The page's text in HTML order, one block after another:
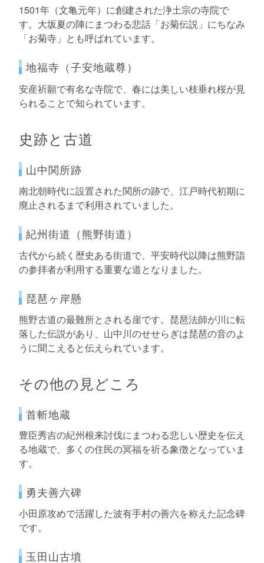
1501年（文亀元年）に創建された浄土宗の寺院で
す。大坂夏の陣にまつわる悲話「お菊伝説」にちなみ
「お菊寺」とも呼ばれています。
地福寺（子安地蔵尊）
安産祈願で有名な寺院で、春には美しい枝垂れ桜が見
られることで知られています。
史跡と古道
山中関所跡
南北朝時代に設置された関所の跡で、江戸時代初期に
廃止されるまで利用されていました。
紀州街道（熊野街道）
古代から続く歴史ある街道で、平安時代以降は熊野詣
の参拝者が利用する重要な道となりました。
琵琶ヶ岸懸
熊野古道の最難所とされる崖です。琵琶法師が川に転
落した伝説があり、山中川のせせらぎは琵琶の音のよ
うに聞こえると伝えられています。
その他の見どころ
首斬地蔵
豊臣秀吉の紀州根来討伐にまつわる悲しい歴史を伝え
る地蔵で、多くの住民の冥福を祈る象徴となっていま
す。
勇夫善六碑
小田原攻めで活躍した波有手村の善六を称えた記念碑
です。
玉田山古墳